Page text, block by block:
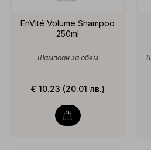
EnVité Volume Shampoo
250ml
Шампоан за обем
€ 10.23 (20.01 лв.)